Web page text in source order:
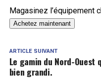
Magasinez l’équipement
Achetez maintenant
ARTICLE SUIVANT
Le gamin du Nord-
bien grandi.